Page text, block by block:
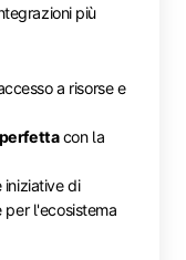
più
a risorse e
con la
di
per l'ecosistema